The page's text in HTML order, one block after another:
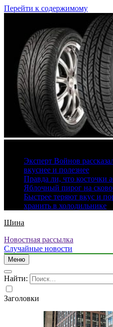
Перейти к содержимому
Эксперт Войнов
вкуснее и полезнее
Правда ли, что косточки
Яблочный пирог на
Быстрее теряют вкус и
хранить в холодильнике
Шина
Новостная рассылка
Случайные новости
Меню
Найти:
Заголовки